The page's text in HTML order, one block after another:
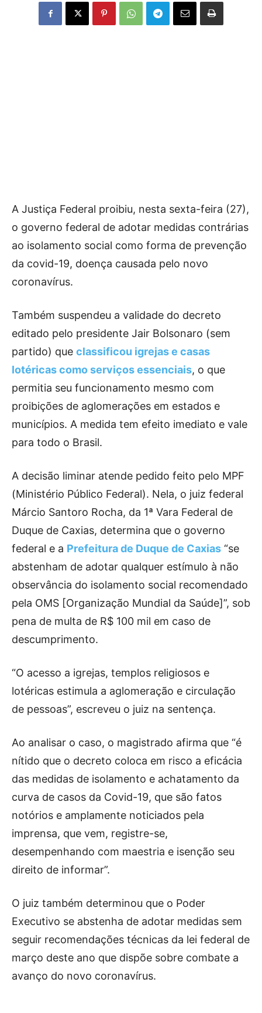
A Justiça Federal proibiu, nesta sexta-feira (27),
o governo federal de adotar medidas contrárias
ao isolamento social como forma de prevenção
da covid-19, doença causada pelo novo
coronavírus.
Também suspendeu a validade do decreto
editado pelo presidente Jair Bolsonaro (sem
partido) que classificou igrejas e casas
lotéricas como serviços essenciais, o que
permitia seu funcionamento mesmo com
proibições de aglomerações em estados e
municípios. A medida tem efeito imediato e vale
para todo o Brasil.
A decisão liminar atende pedido feito pelo MPF
(Ministério Público Federal). Nela, o juiz federal
Márcio Santoro Rocha, da 1ª Vara Federal de
Duque de Caxias, determina que o governo
federal e a Prefeitura de Duque de Caxias “se
abstenham de adotar qualquer estímulo à não
observância do isolamento social recomendado
pela OMS [Organização Mundial da Saúde]”, sob
pena de multa de R$ 100 mil em caso de
descumprimento.
“O acesso a igrejas, templos religiosos e
lotéricas estimula a aglomeração e circulação
de pessoas”, escreveu o juiz na sentença.
Ao analisar o caso, o magistrado afirma que “é
nítido que o decreto coloca em risco a eficácia
das medidas de isolamento e achatamento da
curva de casos da Covid-19, que são fatos
notórios e amplamente noticiados pela
imprensa, que vem, registre-se,
desempenhando com maestria e isenção seu
direito de informar”.
O juiz também determinou que o Poder
Executivo se abstenha de adotar medidas sem
seguir recomendações técnicas da lei federal de
março deste ano que dispõe sobre combate a
avanço do novo coronavírus.